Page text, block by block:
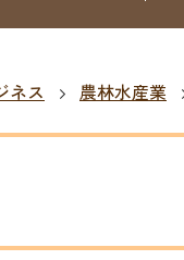
ネス 農林水産業